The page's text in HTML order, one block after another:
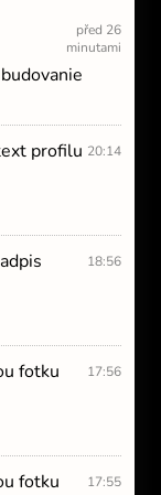
před 26
minutami
profilu 20:14
18:56
fotku 17:56
fotku 17:55